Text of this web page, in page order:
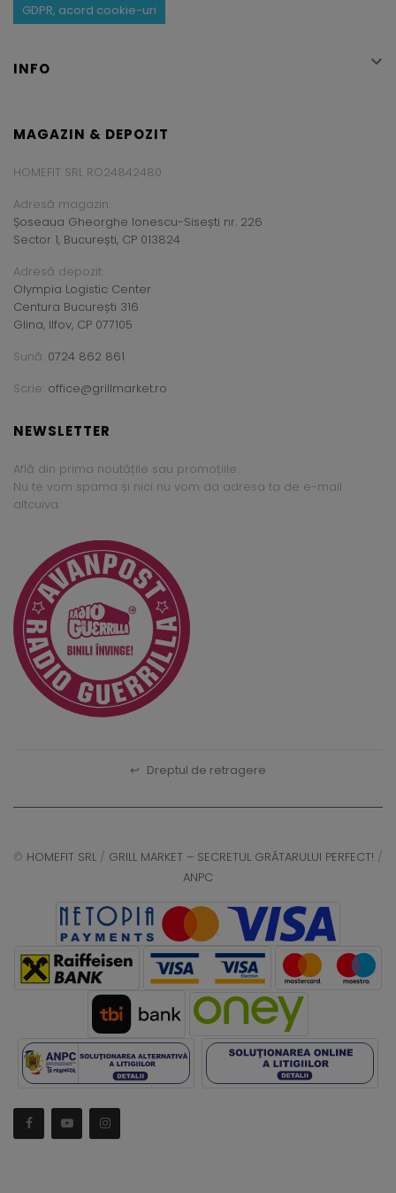
GDPR, acord cookie-uri
INFO 
MAGAZIN & DEPOZIT
HOMEFIT SRL RO24842480
Adresă magazin:
Șoseaua Gheorghe Ionescu-Sisești nr. 226
Sector 1, București, CP 013824
Adresă depozit:
Olympia Logistic Center
Centura București 316
Glina, Ilfov, CP 077105
Sună: 0724 862 861
Scrie: office@grillmarket.ro
NEWSLETTER
Află din prima noutățile sau promoțiile.
Nu te vom spama și nici nu vom da adresa ta de e-mail
altcuiva.
↩ Dreptul de retragere
© HOMEFIT SRL / GRILL MARKET – SECRETUL GRĂTARULUI PERFECT! /
ANPC